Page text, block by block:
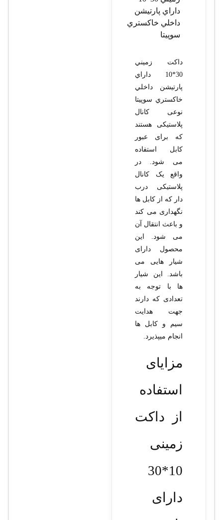
داراي پارتيشن
داخلي خاکستري
سوپيتا
داکت زميني
30*10 داراي
پارتيشن داخلي
خاکستري سوپيتا
نوعی کانال
پلاستیکی هستند
که برای عبور
کابل استفاده
می شود. در
واقع یک کانال
پلاستیکی درب
دار که از کابل ها
نگهداری می کند
و باعث انتقال آن
می شود. این
محصول دارای
شیار هایی می
باشد. این شیار
ها با توجه به
تعدادی که دارند
جهت هدایت
سیم و کابل ها
انجام میپذیرد.
مزایای
استفاده
از داکت
زمینی
10*30
دارای